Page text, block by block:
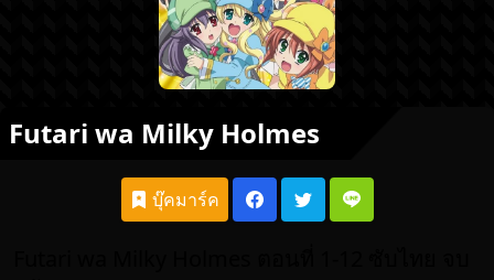
Futari wa Milky Holmes
บุ๊คมาร์ค